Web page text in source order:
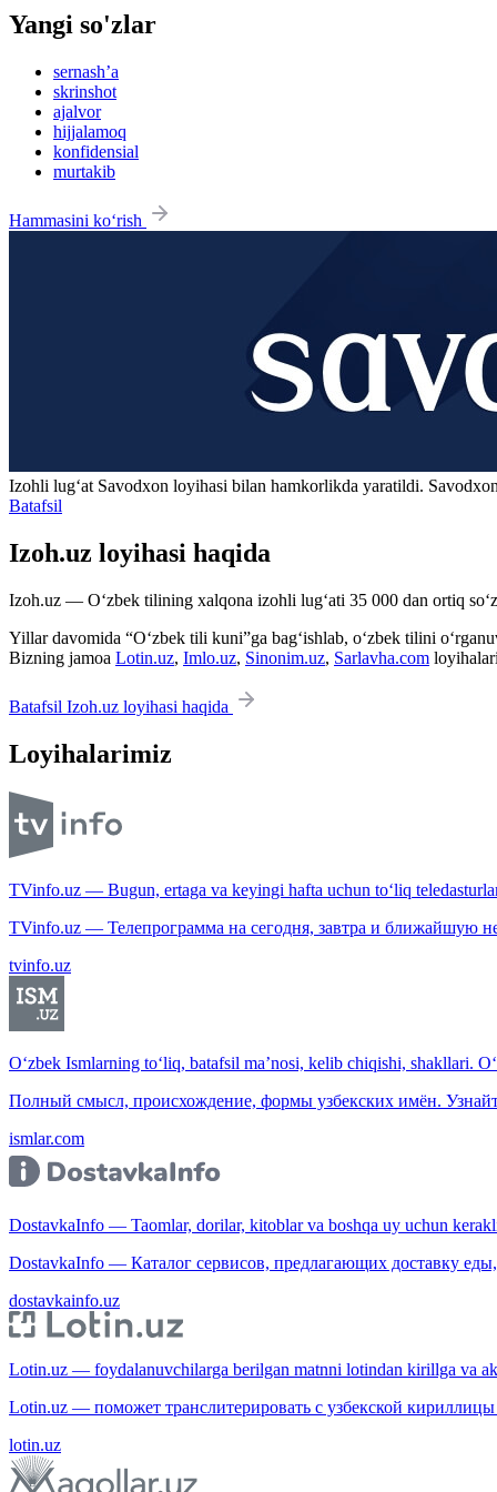
Yangi so'zlar
sernash’a
skrinshot
ajalvor
hijjalamoq
konfidensial
murtakib
Hammasini ko‘rish
Izohli lugʻat Savodxon loyihasi bilan hamkorlikda yaratildi.
Batafsil
Izoh.uz loyihasi haqida
Izoh.uz — O‘zbek tilining xalqona izohli lug‘ati 35 000 dan ortiq
Yillar davomida “O‘zbek tili kuni”ga bag‘ishlab, o‘zbek tilini
Bizning jamoa Lotin.uz, Imlo.uz, Sinonim.uz, Sarlavha.com
Batafsil Izoh.uz loyihasi haqida
Loyihalarimiz
TVinfo.uz — Bugun, ertaga va keyingi hafta uchun to‘liq
TVinfo.uz — Телепрограмма на сегодня, завтра и ближайшую
tvinfo.uz
O‘zbek Ismlarning to‘liq, batafsil ma’nosi, kelib chiqishi, shakllari.
Полный смысл, происхождение, формы узбекских имён.
ismlar.com
DostavkaInfo — Taomlar, dorilar, kitoblar va boshqa uy uchun
DostavkaInfo — Каталог сервисов, предлагающих доставку
dostavkainfo.uz
Lotin.uz — foydalanuvchilarga berilgan matnni lotindan kirillga va
Lotin.uz — поможет транслитерировать с узбекской
lotin.uz